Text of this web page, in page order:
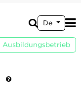
De
Ausbildungsbetrieb